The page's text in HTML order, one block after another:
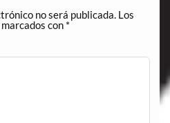
no será publicada. Los
con *